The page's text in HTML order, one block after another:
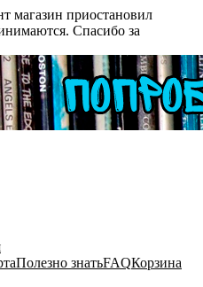
магазин приостановил
Спасибо за
Полезно знатьFAQКорзина